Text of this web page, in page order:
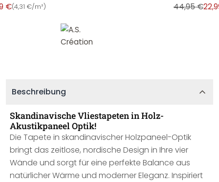
€(4,31 €/m²) 44,95 €
Beschreibung
Skandinavische Vliestapeten in Holz-
Akustikpaneel Optik!
Die Tapete in skandinavischer Holzpaneel-Optik
bringt das zeitlose, nordische Design in Ihre vier
Wände und sorgt für eine perfekte Balance aus
natürlicher Wärme und moderner Eleganz. Inspiriert